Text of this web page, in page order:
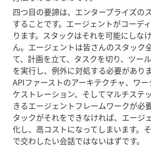
四つ目の要諦は、エンタープライズの
することです。エージェントがコーデ
ります。スタックはそれを可能にしな
ん。エージェントは皆さんのスタック
て、計画を立て、タスクを切り、ツー
を実行し、例外に対処する必要があり
APIファーストのアーキテクチャ、ワ
ケストレーション、そしてマルチステ
きるエージェントフレームワークが必
タックがそれをできなければ、エージ
化し、高コストになってしまいます。
で交わしたい会話ではないはずです。